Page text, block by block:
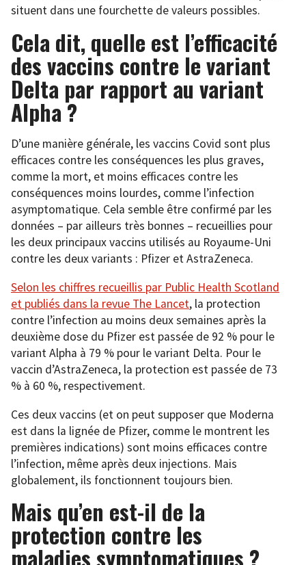
situent dans une fourchette de valeurs possibles.
Cela dit, quelle est l’efficacité
des vaccins contre le variant
Delta par rapport au variant
Alpha ?
D’une manière générale, les vaccins Covid sont plus
efficaces contre les conséquences les plus graves,
comme la mort, et moins efficaces contre les
conséquences moins lourdes, comme l’infection
asymptomatique. Cela semble être confirmé par les
données – par ailleurs très bonnes – recueillies pour
les deux principaux vaccins utilisés au Royaume-Uni
contre les deux variants : Pfizer et AstraZeneca.
Selon les chiffres recueillis par Public Health Scotland
et publiés dans la revue The Lancet, la protection
contre l’infection au moins deux semaines après la
deuxième dose du Pfizer est passée de 92 % pour le
variant Alpha à 79 % pour le variant Delta. Pour le
vaccin d’AstraZeneca, la protection est passée de 73
% à 60 %, respectivement.
Ces deux vaccins (et on peut supposer que Moderna
est dans la lignée de Pfizer, comme le montrent les
premières indications) sont moins efficaces contre
l’infection, même après deux injections. Mais
globalement, ils fonctionnent toujours bien.
Mais qu’en est-il de la
protection contre les
maladies symptomatiques ?